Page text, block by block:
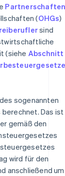
(OHGs)
sind
(siehe Abschnitt
sogenannten
Das ist
gemäß den
wird für den
anschließend um